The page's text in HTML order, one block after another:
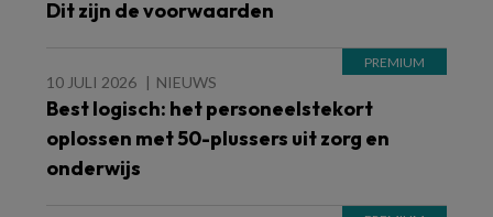
Dit zijn de voorwaarden
10 JULI 2026 NIEUWS
Best logisch: het personeelstekort
oplossen met 50-plussers uit zorg en
onderwijs